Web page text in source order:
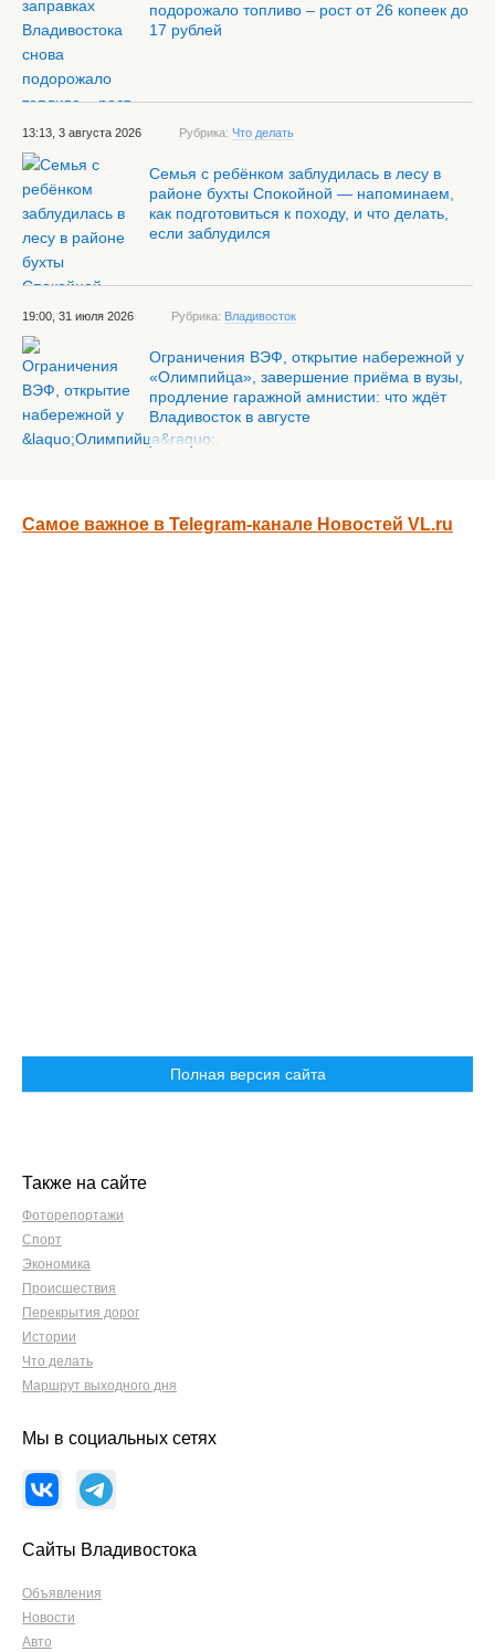
подорожало топливо – рост от 26 копеек до
17 рублей
13:13, 3 августа 2026 Рубрика: Что делать
Семья с ребёнком заблудилась в лесу в
районе бухты Спокойной — напоминаем,
как подготовиться к походу, и что делать,
если заблудился
19:00, 31 июля 2026 Рубрика: Владивосток
Ограничения ВЭФ, открытие набережной у
«Олимпийца», завершение приёма в вузы,
продление гаражной амнистии: что ждёт
Владивосток в августе
Самое важное в Telegram-канале Новостей VL.ru
Полная версия сайта
Также на сайте
Фоторепортажи
Спорт
Экономика
Происшествия
Перекрытия дорог
Истории
Что делать
Маршрут выходного дня
Мы в социальных сетях
Сайты Владивостока
Объявления
Новости
Авто